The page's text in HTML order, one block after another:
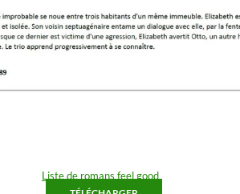
Liste de romans feel good